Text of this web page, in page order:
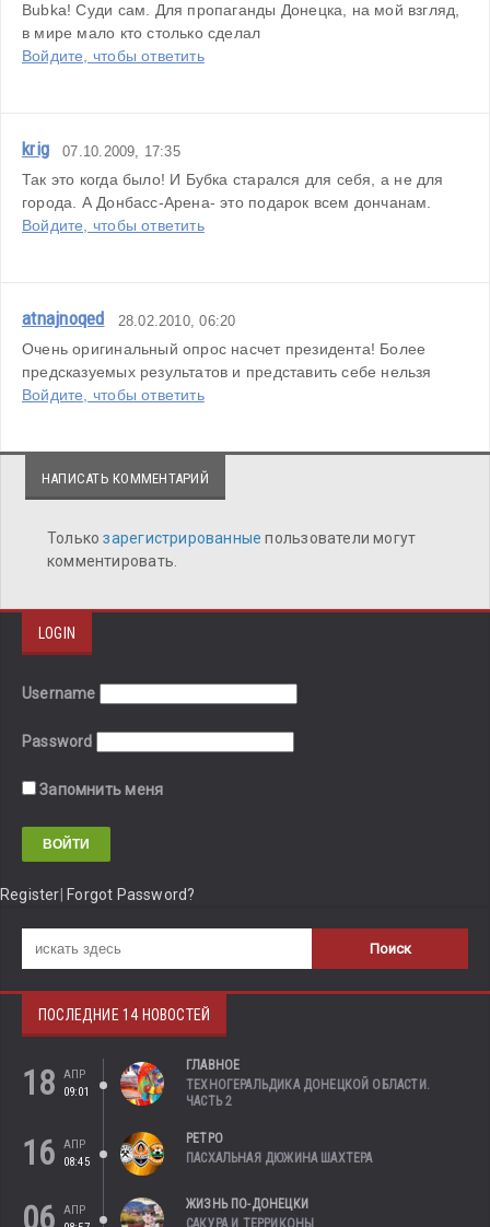
Bubka! Суди сам. Для пропаганды Донецка, на мой взгляд,
в мире мало кто столько сделал
Войдите, чтобы ответить
krig 07.10.2009, 17:35
Так это когда было! И Бубка старался для себя, а не для
города. А Донбасс-Арена- это подарок всем дончанам.
Войдите, чтобы ответить
atnajnoqed 28.02.2010, 06:20
Очень оригинальный опрос насчет президента! Более
предсказуемых результатов и представить себе нельзя
Войдите, чтобы ответить
НАПИСАТЬ КОММЕНТАРИЙ
Толькозарегистрированныепользователи могут
комментировать.
LOGIN
Username
Password
Запомнить меня
Register Forgot Password?
ПОСЛЕДНИЕ 14 НОВОСТЕЙ
18
АПР
09:01
ГЛАВНОЕ
ТЕХНОГЕРАЛЬДИКА ДОНЕЦКОЙ ОБЛАСТИ.
ЧАСТЬ 2
16
АПР
08:45
РЕТРО
ПАСХАЛЬНАЯ ДЮЖИНА ШАХТЕРА
06
АПР
ЖИЗНЬ ПО-ДОНЕЦКИ
САКУРА И ТЕРРИКОНЫ